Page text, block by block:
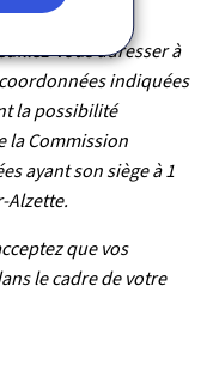
obtenir
vous adresser à
indiquées
la possibilité
la Commission
ayant son siège à 1
Alzette.
que vos
le cadre de votre